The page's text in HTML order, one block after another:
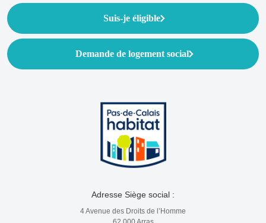
Suis-je éligible
Demande de logement social
Adresse Siège social :
4 Avenue des Droits de l’Homme